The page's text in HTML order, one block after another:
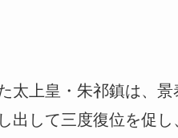
太上皇・朱祁鎮は、
出して三度復位を促